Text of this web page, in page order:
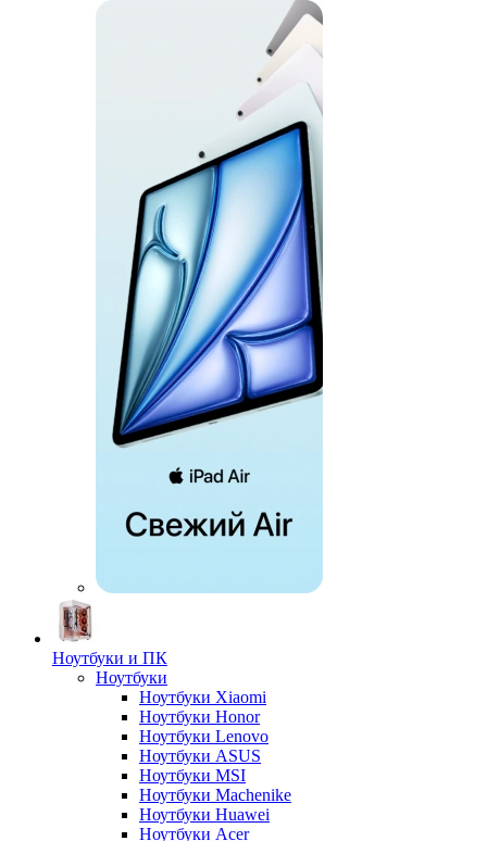
Ноутбуки и ПК
Ноутбуки
Ноутбуки Xiaomi
Ноутбуки Honor
Ноутбуки Lenovo
Ноутбуки ASUS
Ноутбуки MSI
Ноутбуки Machenike
Ноутбуки Huawei
Ноутбуки Acer